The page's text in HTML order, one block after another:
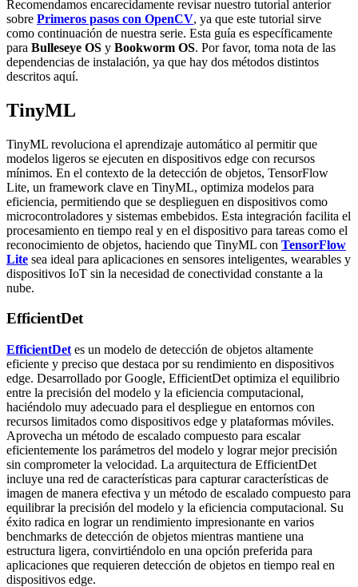
Recomendamos encarecidamente revisar nuestro tutorial anterior
sobre Primeros pasos con OpenCV, ya que este tutorial sirve
como continuación de nuestra serie. Esta guía es específicamente
para Bulleseye OS y Bookworm OS. Por favor, toma nota de las
dependencias de instalación, ya que hay dos métodos distintos
descritos aquí.
TinyML
TinyML revoluciona el aprendizaje automático al permitir que
modelos ligeros se ejecuten en dispositivos edge con recursos
mínimos. En el contexto de la detección de objetos, TensorFlow
Lite, un framework clave en TinyML, optimiza modelos para
eficiencia, permitiendo que se desplieguen en dispositivos como
microcontroladores y sistemas embebidos. Esta integración facilita el
procesamiento en tiempo real y en el dispositivo para tareas como el
reconocimiento de objetos, haciendo que TinyML con TensorFlow
Lite sea ideal para aplicaciones en sensores inteligentes, wearables y
dispositivos IoT sin la necesidad de conectividad constante a la
nube.
EfficientDet
EfficientDet es un modelo de detección de objetos altamente
eficiente y preciso que destaca por su rendimiento en dispositivos
edge. Desarrollado por Google, EfficientDet optimiza el equilibrio
entre la precisión del modelo y la eficiencia computacional,
haciéndolo muy adecuado para el despliegue en entornos con
recursos limitados como dispositivos edge y plataformas móviles.
Aprovecha un método de escalado compuesto para escalar
eficientemente los parámetros del modelo y lograr mejor precisión
sin comprometer la velocidad. La arquitectura de EfficientDet
incluye una red de características para capturar características de
imagen de manera efectiva y un método de escalado compuesto para
equilibrar la precisión del modelo y la eficiencia computacional. Su
éxito radica en lograr un rendimiento impresionante en varios
benchmarks de detección de objetos mientras mantiene una
estructura ligera, convirtiéndolo en una opción preferida para
aplicaciones que requieren detección de objetos en tiempo real en
dispositivos edge.